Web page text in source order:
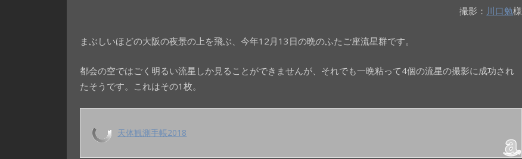
撮影： 川口勉様
まぶしいほどの大阪の夜景の上を飛ぶ、今年12月13日の晩のふたご座流星群です。
都会の空ではごく明るい流星しか見ることができませんが、それでも一晩粘って4個の流星の撮影に成功され
たそうです。これはその1枚。
天体観測手帳2018